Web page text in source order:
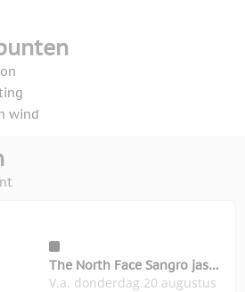
wind
The North Face Sangro jas
dames
V.a. donderdag 20 augustus